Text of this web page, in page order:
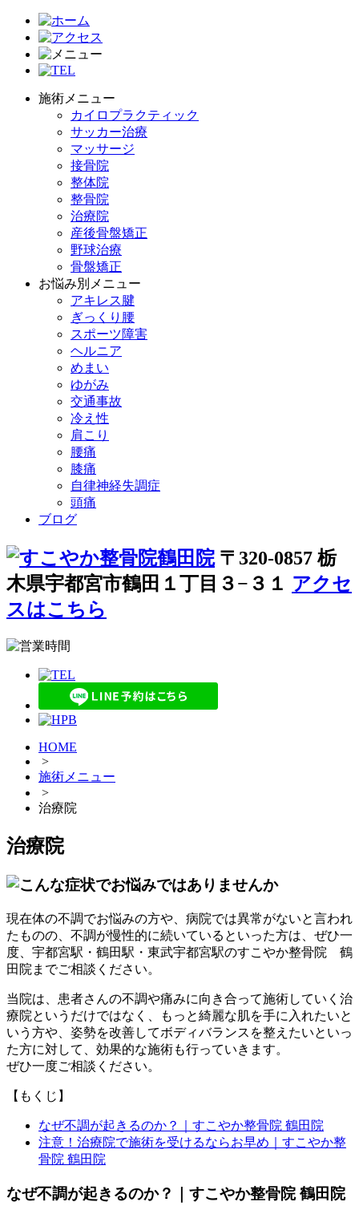
施術メニュー
カイロプラクティック
サッカー治療
マッサージ
接骨院
整体院
整骨院
治療院
産後骨盤矯正
野球治療
骨盤矯正
お悩み別メニュー
アキレス腱
ぎっくり腰
スポーツ障害
ヘルニア
めまい
ゆがみ
交通事故
冷え性
肩こり
腰痛
膝痛
自律神経失調症
頭痛
ブログ
〒320-0857 栃
木県宇都宮市鶴田１丁目３−３１ アクセ
スはこちら
HOME
>
施術メニュー
>
治療院
治療院
現在体の不調でお悩みの方や、病院では異常がないと言われ
たものの、不調が慢性的に続いているといった方は、ぜひ一
度、宇都宮駅・鶴田駅・東武宇都宮駅のすこやか整骨院 鶴
田院までご相談ください。
当院は、患者さんの不調や痛みに向き合って施術していく治
療院というだけではなく、もっと綺麗な肌を手に入れたいと
いう方や、姿勢を改善してボディバランスを整えたいといっ
た方に対して、効果的な施術も行っていきます。
ぜひ一度ご相談ください。
【もくじ】
なぜ不調が起きるのか？｜すこやか整骨院 鶴田院
注意！治療院で施術を受けるならお早め｜すこやか整
骨院 鶴田院
なぜ不調が起きるのか？｜すこやか整骨院 鶴田院